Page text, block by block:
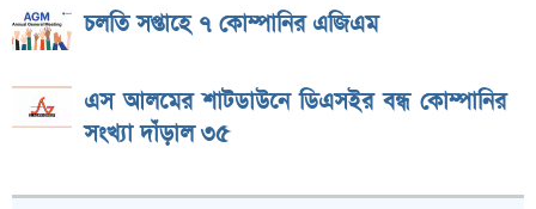
চলতি সপ্তাহে ৭ কোম্পানির এজিএম
এস আলমের শাটডাউনে ডিএসইর বন্ধ কোম্পানির
সংখ্যা দাঁড়াল ৩৫